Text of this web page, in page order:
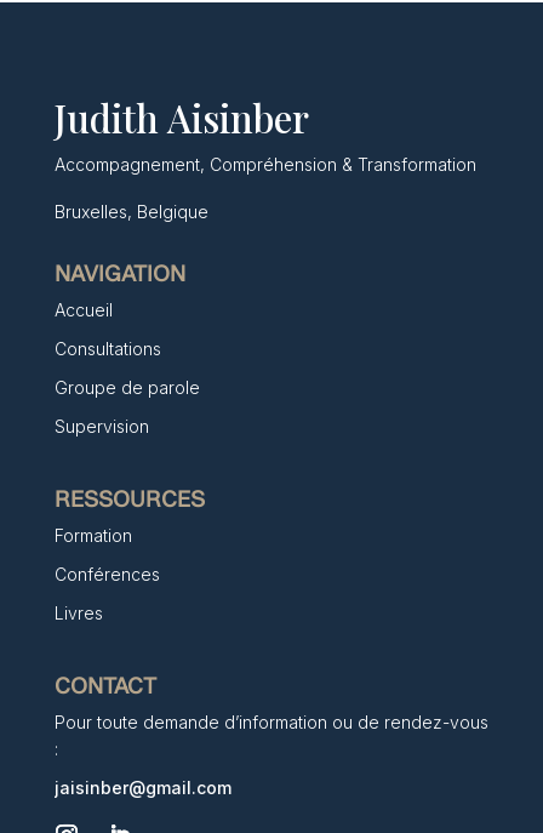
Judith Aisinber
Accompagnement, Compréhension & Transformation
Bruxelles, Belgique
NAVIGATION
Accueil
Consultations
Groupe de parole
Supervision
RESSOURCES
Formation
Conférences
Livres
CONTACT
Pour toute demande d’information ou de rendez-vous
:
jaisinber@gmail.com